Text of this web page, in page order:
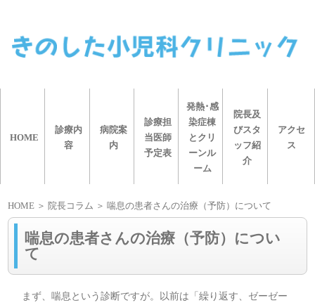
HOME
診療内
容
病院案
内
診療担
当医師
予定表
発熱･感
染症棟
とクリ
ーンル
ーム
院長及
びスタ
ッフ紹
介
アクセ
ス
HOME ＞ 院長コラム ＞ 喘息の患者さんの治療（予防）について
喘息の患者さんの治療（予防）につい
て
まず、喘息という診断ですが。以前は「繰り返す、ゼーゼー